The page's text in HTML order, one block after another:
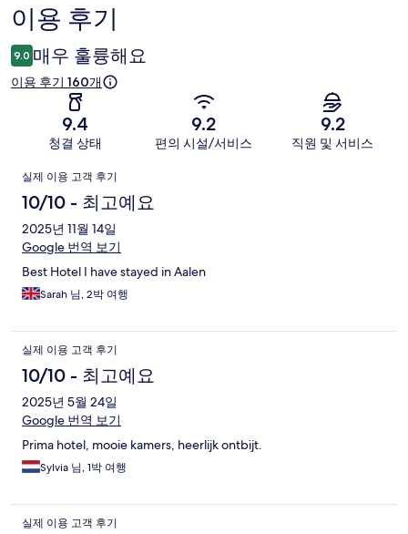
이
용
후
이용 후기
9.0 매우 훌륭해요
이용 후기 160개
9.4
청결 상태
9.2
편의 시설/서비스
9.2
직원 및 서비스
이
용
후
기
실제 이용 고객 후기
10/10 - 최고예요
2025년 11월 14일
Google 번역 보기
Best Hotel I have stayed in Aalen
Sarah 님, 2박 여행
실제 이용 고객 후기
10/10 - 최고예요
2025년 5월 24일
Google 번역 보기
Prima hotel, mooie kamers, heerlijk ontbijt.
Sylvia 님, 1박 여행
실제 이용 고객 후기